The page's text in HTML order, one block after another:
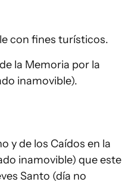
con fines turísticos.
la Memoria por la
inamovible).
y de los Caídos en la
inamovible) que este
Santo (día no